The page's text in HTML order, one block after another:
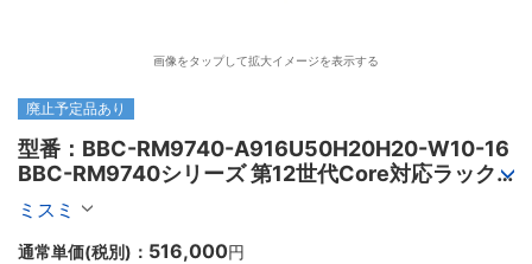
画像をタップして拡大イメージを表示する
廃止予定品あり
型番：BBC-RM9740-A916U50H20H20-W10-16
BBC-RM9740シリーズ 第12世代Core対応ラック
マウントFAPC4PCI・3PCIe
ミスミ
通常単価(税別)： 516,000円